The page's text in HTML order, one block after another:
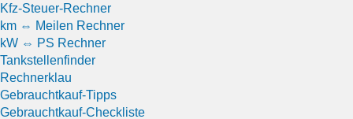
Kfz-Steuer-Rechner
km ⇔ Meilen Rechner
kW ⇔ PS Rechner
Tankstellenfinder
Rechnerklau
Gebrauchtkauf-Tipps
Gebrauchtkauf-Checkliste